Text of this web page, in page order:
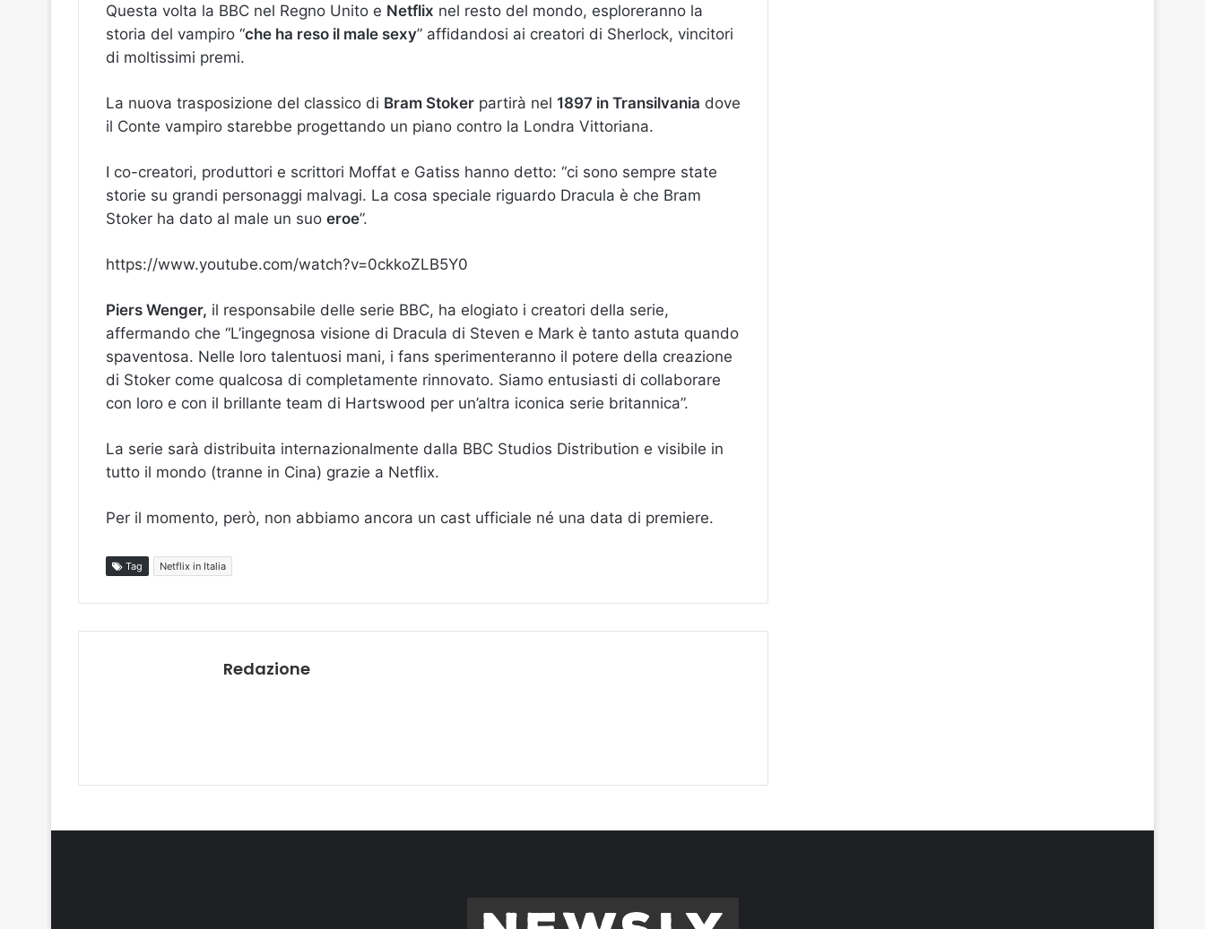
Questa volta la BBC nel Regno Unito e Netflix nel resto del mondo, esploreranno la
storia del vampiro “che ha reso il male sexy” affidandosi ai creatori di Sherlock, vincitori
di moltissimi premi.
La nuova trasposizione del classico di Bram Stoker partirà nel 1897 in Transilvania dove
il Conte vampiro starebbe progettando un piano contro la Londra Vittoriana.
I co-creatori, produttori e scrittori Moffat e Gatiss hanno detto: “ci sono sempre state
storie su grandi personaggi malvagi. La cosa speciale riguardo Dracula è che Bram
Stoker ha dato al male un suo eroe”.
https://www.youtube.com/watch?v=0ckkoZLB5Y0
Piers Wenger, il responsabile delle serie BBC, ha elogiato i creatori della serie,
affermando che “L’ingegnosa visione di Dracula di Steven e Mark è tanto astuta quando
spaventosa. Nelle loro talentuosi mani, i fans sperimenteranno il potere della creazione
di Stoker come qualcosa di completamente rinnovato. Siamo entusiasti di collaborare
con loro e con il brillante team di Hartswood per un’altra iconica serie britannica”.
La serie sarà distribuita internazionalmente dalla BBC Studios Distribution e visibile in
tutto il mondo (tranne in Cina) grazie a Netflix.
Per il momento, però, non abbiamo ancora un cast ufficiale né una data di premiere.
Tag Netflix in Italia
Redazione